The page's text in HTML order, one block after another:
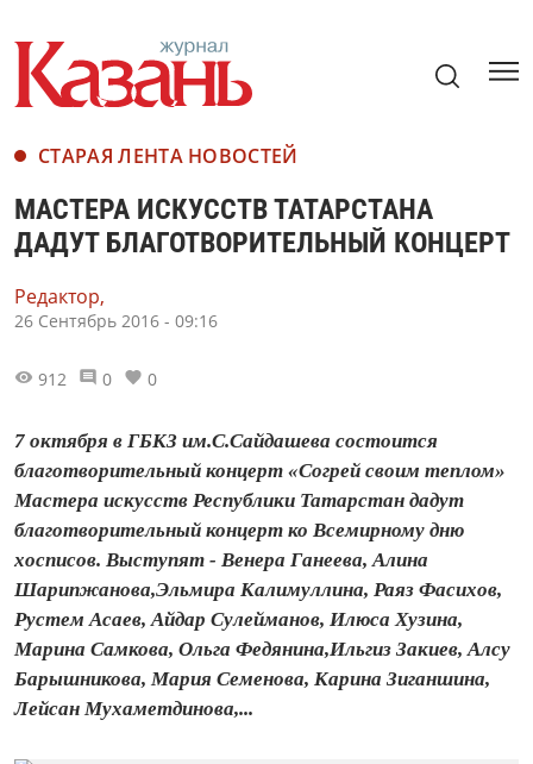
СТАРАЯ ЛЕНТА НОВОСТЕЙ
МАСТЕРА ИСКУССТВ ТАТАРСТАНА
ДАДУТ БЛАГОТВОРИТЕЛЬНЫЙ КОНЦЕРТ
Редактор,
26 Сентябрь 2016 - 09:16
912 0 0
7 октября в ГБКЗ им.С.Сайдашева состоится
благотворительный концерт «Согрей своим теплом»
Мастера искусств Республики Татарстан дадут
благотворительный концерт ко Всемирному дню
хосписов. Выступят - Венера Ганеева, Алина
Шарипжанова,Эльмира Калимуллина, Раяз Фасихов,
Рустем Асаев, Айдар Сулейманов, Илюса Хузина,
Марина Самкова, Ольга Федянина,Ильгиз Закиев, Алсу
Барышникова, Мария Семенова, Карина Зиганшина,
Лейсан Мухаметдинова,...